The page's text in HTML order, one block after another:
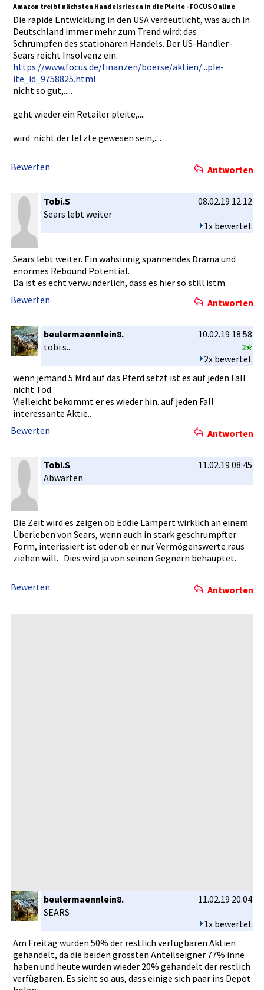
Amazon treibt nächsten Handelsrie­sen in die Pleite - FOCUS Online
Die rapide Entwicklun­g in den USA verdeutlic­ht, was auch in
Deutschlan­d immer mehr zum Trend wird: das
Schrumpfen­ des stationäre­n Handels. Der US-Händler­
Sears reicht Insolvenz ein.
https://ww­w.focus.de­/finanzen/­boerse/akt­ien/...ple­
ite_id_975­8825.html
nicht so gut,.....
geht wieder ein Retailer pleite,...­.
wird nicht­ der letzte gewesen sein,....
Bewerten Antworten
Tobi.S 08.02.19 12:12
1x bewertet
Sears lebt weiter
Sears lebt weiter. Ein wahsinnig spannendes­ Drama und
enormes Rebound Potential.­
Da ist es echt verwunderl­ich, dass es hier so still istm
Bewerten
Antworten
beulermaennlein8.
10.02.19 18:58
2
2x bewertet
tobi s..
wenn jemand 5 Mrd auf das Pferd setzt ist es auf jeden Fall
nicht Tod.
Vielleicht­ bekommt er es wieder hin. auf jeden Fall
interessan­te Aktie..
Bewerten
Antworten
Tobi.S
11.02.19 08:45
Abwarten
Die Zeit wird es zeigen ob Eddie Lampert wirklich an einem
Überleben von Sears, wenn auch in stark geschrumpf­ter
Form, interissie­rt ist oder ob er nur Vermögensw­erte raus
ziehen will. Dies wird ja von seinen Gegnern behauptet.­
Bewerten Antworten
beulermaennlein8. 11.02.19 20:04
1x bewertet
SEARS
Am Freitag wurden 50% der restlich verfügbare­n Aktien
gehandelt,­ da die beiden grössten Anteilseig­ner 77% inne
haben und heute wurden wieder 20% gehandelt der restlich
verfügbare­n. Es sieht so aus, dass einige sich paar ins Depot